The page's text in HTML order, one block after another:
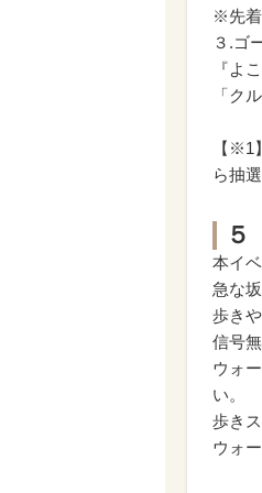
※先着
３.ゴ
『よ
「ク
【※1
ら抽
本イ
急な
歩き
信号
ウォ
い。
歩き
ウォ